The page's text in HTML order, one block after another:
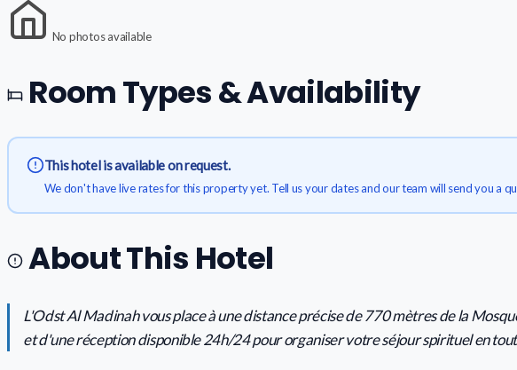
No photos available
Room Types & Availability
This hotel is available on request.
We don't have live rates for this property yet. Tell us your dates and our team will send you a
About This Hotel
L'Odst Al Madinah vous place à une distance précise de 770 mètres de la
et d'une réception disponible 24h/24 pour organiser votre séjour spirituel en